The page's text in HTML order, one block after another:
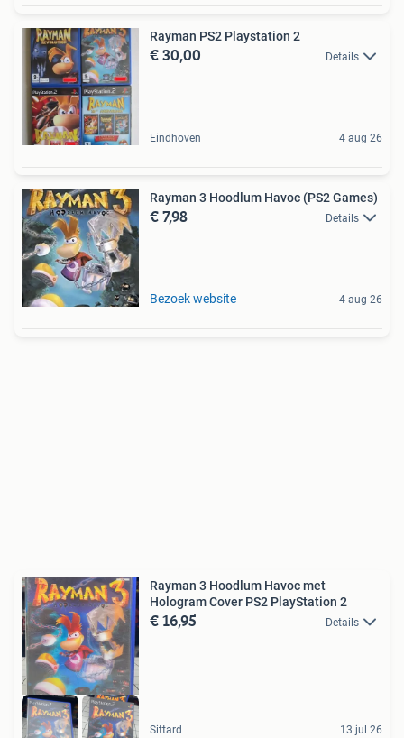
Rayman PS2 Playstation 2
€ 30,00 Details
Eindhoven 4 aug 26
Rayman 3 Hoodlum Havoc (PS2 Games)
€ 7,98 Details
Bezoek website 4 aug 26
Rayman 3 Hoodlum Havoc met
Hologram Cover PS2 PlayStation 2
€ 16,95 Details
Sittard 13 jul 26